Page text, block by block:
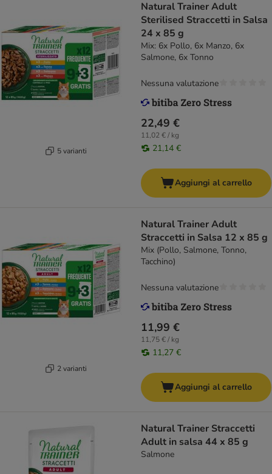
5 varianti
Natural Trainer Adult
Sterilised Straccetti in Salsa
24 x 85 g
Mix: 6x Pollo, 6x Manzo, 6x
Salmone, 6x Tonno
22,49 €
11,02 € / kg
21,14 €
Nessuna valutazione
Aggiungi al carrello
2 varianti
Natural Trainer Adult
Straccetti in Salsa 12 x 85 g
Mix (Pollo, Salmone, Tonno,
Tacchino)
11,99 €
11,75 € / kg
11,27 €
Nessuna valutazione
Aggiungi al carrello
Natural Trainer Straccetti
Adult in salsa 44 x 85 g
Salmone